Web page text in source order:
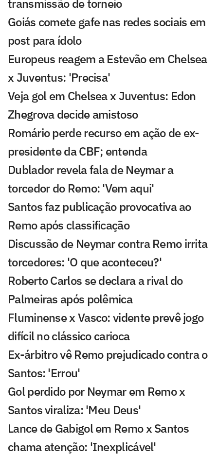
transmissão de torneio
Goiás comete gafe nas redes sociais em
post para ídolo
Europeus reagem a Estevão em Chelsea
x Juventus: 'Precisa'
Veja gol em Chelsea x Juventus: Edon
Zhegrova decide amistoso
Romário perde recurso em ação de ex-
presidente da CBF; entenda
Dublador revela fala de Neymar a
torcedor do Remo: 'Vem aqui'
Santos faz publicação provocativa ao
Remo após classificação
Discussão de Neymar contra Remo irrita
torcedores: 'O que aconteceu?'
Roberto Carlos se declara a rival do
Palmeiras após polêmica
Fluminense x Vasco: vidente prevê jogo
difícil no clássico carioca
Ex-árbitro vê Remo prejudicado contra o
Santos: 'Errou'
Gol perdido por Neymar em Remo x
Santos viraliza: 'Meu Deus'
Lance de Gabigol em Remo x Santos
chama atenção: 'Inexplicável'